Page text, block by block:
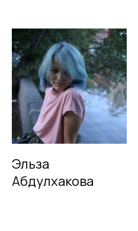
Эльза
Абдулхакова